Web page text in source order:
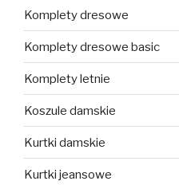
Komplety dresowe
Komplety dresowe basic
Komplety letnie
Koszule damskie
Kurtki damskie
Kurtki jeansowe